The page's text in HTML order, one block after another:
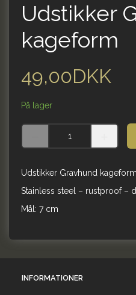
Udstikker
kageform
49,00DKK
På lager
Udstikker Gravhund kageform
Stainless steel – rustproof –
Mål: 7 cm
INFORMATIONER